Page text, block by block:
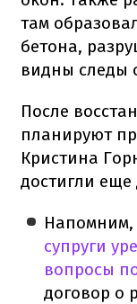
там
бетона,
видны следы
После
планируют
Кристина
достигли
Напомним,
супруги
вопросы
договор о